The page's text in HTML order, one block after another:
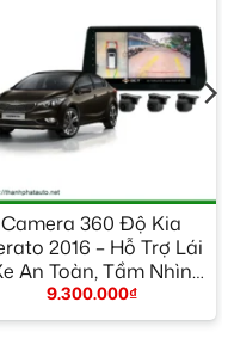
Camera 360 Độ Kia
2016 – Hỗ Trợ Lái
An Toàn, Tầm Nhìn
Toàn Cảnh
9.300.000₫